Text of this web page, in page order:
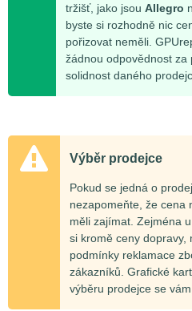
tržišť, jako jsou Allegro
byste si rozhodně nic
pořizovat neměli.
žádnou odpovědnost za
solidnost daného
Výběr prodejce
Pokud se jedná o
nezapomeňte, že cena
měli zajímat. Zejména
si kromě ceny dopravy,
podmínky reklamace
zákazníků. Grafické
výběru prodejce se